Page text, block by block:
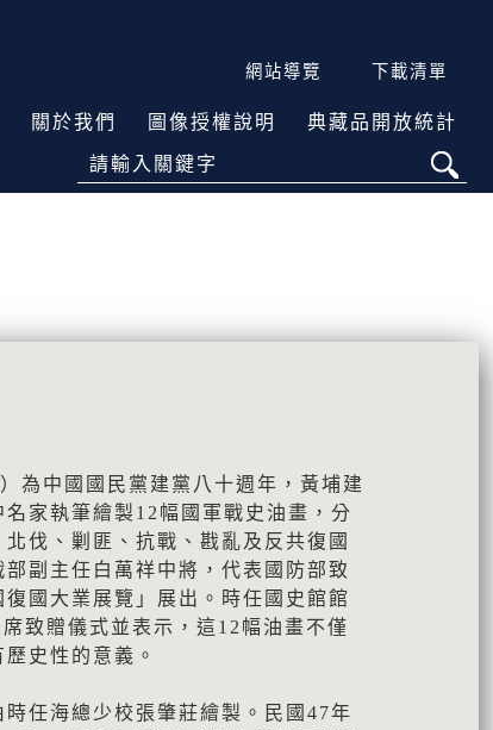
網站導覽 下載清單
關於我們 圖像授權說明 典藏品開放統計
請輸入關鍵字
為中國國民黨建黨八十週年，黃埔建
家執筆繪製12幅國軍戰史油畫，分
伐、剿匪、抗戰、戡亂及反共復國
副主任白萬祥中將，代表國防部致
國大業展覽」展出。時任國史館館
致贈儀式並表示，這12幅油畫不僅
史性的意義。
任海總少校張肇莊繪製。民國47年